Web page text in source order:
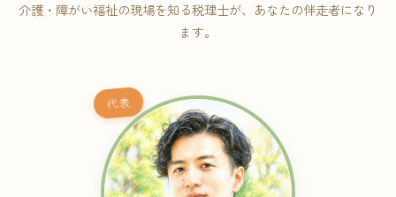
介護・障がい福祉の現場を知る税理士が、あなたの伴走者になり
ます。
代表